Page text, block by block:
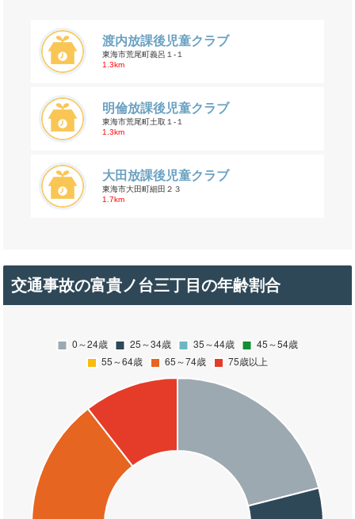
渡内放課後児童クラブ
東海市荒尾町義呂１-１
1.3km
明倫放課後児童クラブ
東海市荒尾町土取１-１
1.3km
大田放課後児童クラブ
東海市大田町細田２３
1.7km
交通事故の富貴ノ台三丁目の年齢割合